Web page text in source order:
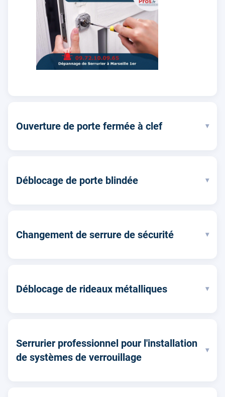
Ouverture de porte fermée à clef ▾
Déblocage de porte blindée ▾
Changement de serrure de sécurité ▾
Déblocage de rideaux métalliques ▾
Serrurier professionnel pour l'installation
de systèmes de verrouillage
▾